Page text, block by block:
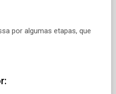
por algumas etapas, que